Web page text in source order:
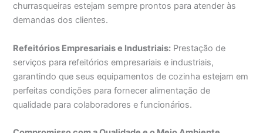
churrasqueiras estejam sempre prontos para atender às
demandas dos clientes.
Refeitórios Empresariais e Industriais: Prestação de
serviços para refeitórios empresariais e industriais,
garantindo que seus equipamentos de cozinha estejam em
perfeitas condições para fornecer alimentação de
qualidade para colaboradores e funcionários.